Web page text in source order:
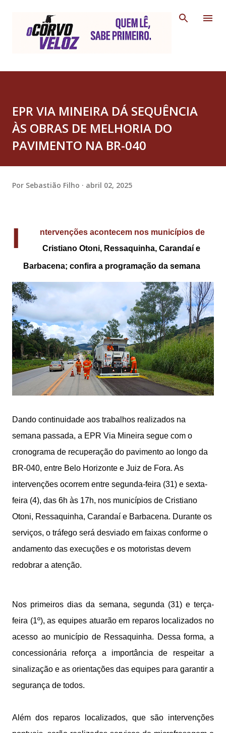
EPR VIA MINEIRA DÁ SEQUÊNCIA
ÀS OBRAS DE MELHORIA DO
PAVIMENTO NA BR-040
Por Sebastião Filho abril 02, 2025
I
ntervenções acontecem nos municípios de
Cristiano Otoni, Ressaquinha, Carandaí e
Barbacena; confira a programação da semana
Dando continuidade aos trabalhos realizados na
semana passada, a EPR Via Mineira segue com o
cronograma de recuperação do pavimento ao longo da
BR-040, entre Belo Horizonte e Juiz de Fora. As
intervenções ocorrem entre segunda-feira (31) e sexta-
feira (4), das 6h às 17h, nos municípios de Cristiano
Otoni, Ressaquinha, Carandaí e Barbacena. Durante os
serviços, o tráfego será desviado em faixas conforme o
andamento das execuções e os motoristas devem
redobrar a atenção.
Nos primeiros dias da semana, segunda (31) e terça-
feira (1º), as equipes atuarão em reparos localizados no
acesso ao município de Ressaquinha. Dessa forma, a
concessionária reforça a importância de respeitar a
sinalização e as orientações das equipes para garantir a
segurança de todos.
Além dos reparos localizados, que são intervenções